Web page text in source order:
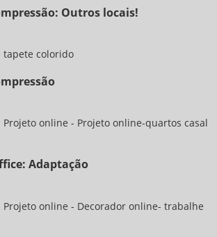
Outros locais!
Adaptação